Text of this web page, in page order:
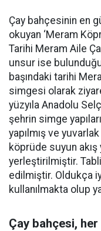
Çay bahçesinin en
okuyan ‘Meram
Tarihi Meram Aile
unsur ise
başındaki tarihi
simgesi olarak
yüzyıla Anadolu
şehrin simge
yapılmış ve
köprüde suyun
yerleştirilmiştir.
edilmiştir. Oldukça
kullanılmakta olup
Çay bahçesi, her